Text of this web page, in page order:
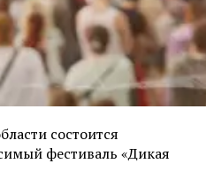
состоится
фестиваль «Дикая